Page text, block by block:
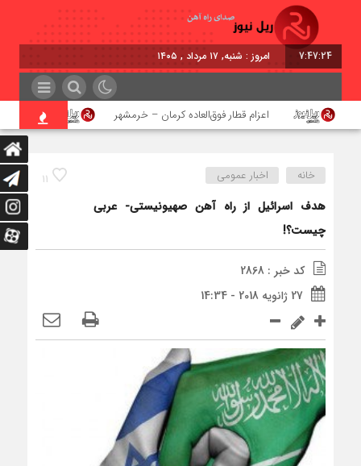
7:47:25 امروز : شنبه, ۱۷ مرداد , ۱۴۰۵
اعزام قطار فوق‌العاده کرمان – خرمشهر اجرای
11 خانه اخبار عمومی
هدف اسرائيل از راه آهن صهيونيستى- عربى
چيست؟!
کد خبر : 2868
27 ژانویه 2018 - 14:34